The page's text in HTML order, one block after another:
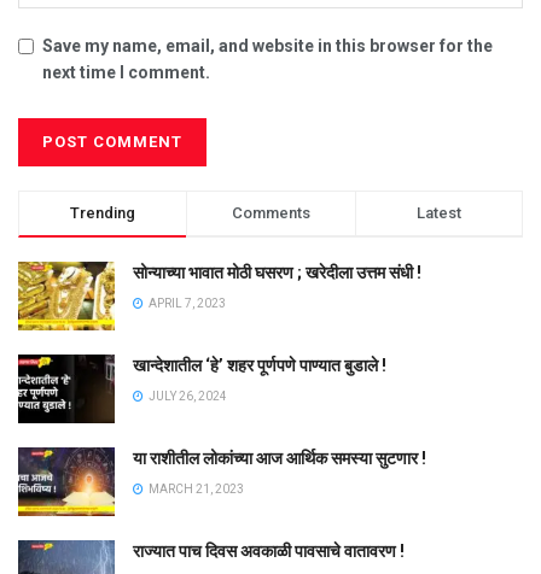
Save my name, email, and website in this browser for the
next time I comment.
Trending Comments Latest
सोन्याच्या भावात मोठी घसरण ; खरेदीला उत्तम संधी !
APRIL 7, 2023
खान्देशातील ‘हे’ शहर पूर्णपणे पाण्यात बुडाले !
JULY 26, 2024
या राशीतील लोकांच्या आज आर्थिक समस्या सुटणार !
MARCH 21, 2023
राज्यात पाच दिवस अवकाळी पावसाचे वातावरण !